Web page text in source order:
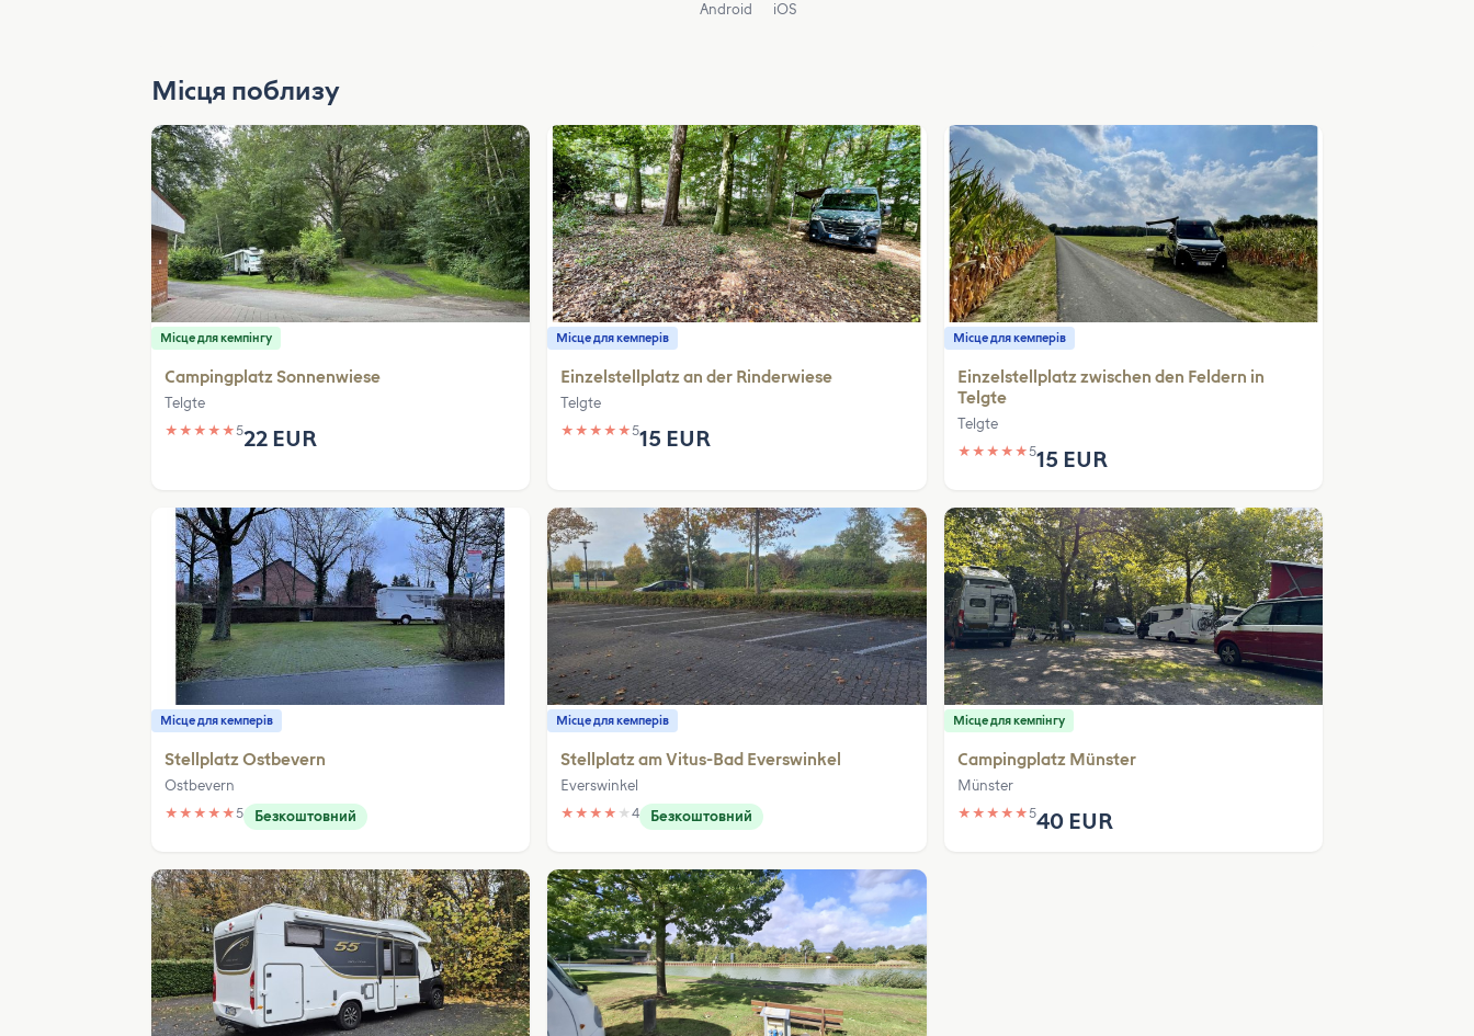
Android iOS
Місця поблизу
Місце для кемпінгу
Campingplatz Sonnenwiese
Telgte
★ ★ ★ ★ ★522 EUR
Місце для кемперів
Einzelstellplatz an der Rinderwiese
Telgte
★ ★ ★ ★ ★515 EUR
Місце для кемперів
Einzelstellplatz zwischen den Feldern in
Telgte
Telgte
★ ★ ★ ★ ★515 EUR
Місце для кемперів
Stellplatz Ostbevern
Ostbevern
★ ★ ★ ★ ★5 Безкоштовний
Місце для кемперів
Stellplatz am Vitus-Bad Everswinkel
Everswinkel
★ ★ ★ ★ ★4 Безкоштовний
Місце для кемпінгу
Campingplatz Münster
Münster
★ ★ ★ ★ ★540 EUR